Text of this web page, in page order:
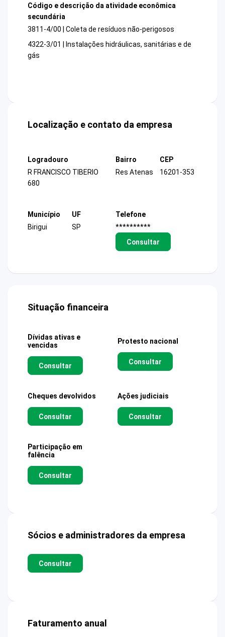
Código e descrição da atividade econômica
secundária
3811-4/00 | Coleta de resíduos não-perigosos
4322-3/01 | Instalações hidráulicas, sanitárias e de
gás
Localização e contato da empresa
Logradouro
R FRANCISCO TIBERIO
680
Bairro
Res Atenas
CEP
16201-353
Município
Birigui
UF
SP
Telefone
**********
Consultar
Situação financeira
Dívidas ativas e
vencidas
Consultar
Protesto nacional
Consultar
Cheques devolvidos
Consultar
Ações judiciais
Consultar
Participação em
falência
Consultar
Sócios e administradores da empresa
Consultar
Faturamento anual